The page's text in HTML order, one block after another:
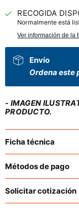
RECOGIDA
Normalmente está
Ver información de la
Envío
Ordena este
- IMAGEN
PRODUCTO.
Ficha técnica
Métodos de pago
Solicitar cotización